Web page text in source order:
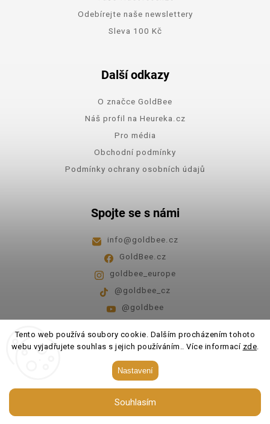
Tento web používá soubory cookie. Dalším procházením tohoto
webu vyjadřujete souhlas s jejich používáním.. Více informací zde.
Nastavení
Souhlasím
Odebírejte naše newslettery
Sleva 100 Kč
Další odkazy
O značce GoldBee
Náš profil na Heureka.cz
Pro média
Obchodní podmínky
Podmínky ochrany osobních údajů
Spojte se s námi
info@goldbee.cz
GoldBee.cz
goldbee_europe
@goldbee_cz
@goldbee
Pondělí - pátek 8:00-14:00
GoldBee. Všechna práva vyhrazena.
Upravit nastavení cookies
Shoptet| DesignShoptak.cz.